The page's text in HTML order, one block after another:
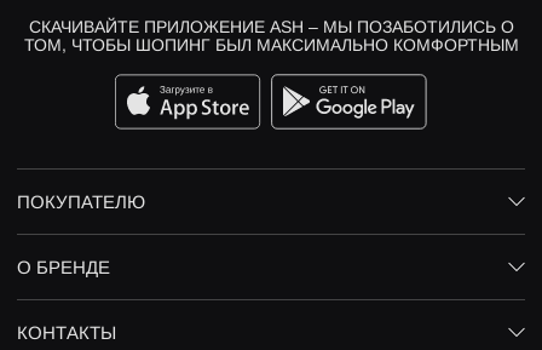
СКАЧИВАЙТЕ ПРИЛОЖЕНИЕ ASH – МЫ ПОЗАБОТИЛИСЬ О
ТОМ, ЧТОБЫ ШОПИНГ БЫЛ МАКСИМАЛЬНО КОМФОРТНЫМ
ПОКУПАТЕЛЮ
О БРЕНДЕ
КОНТАКТЫ